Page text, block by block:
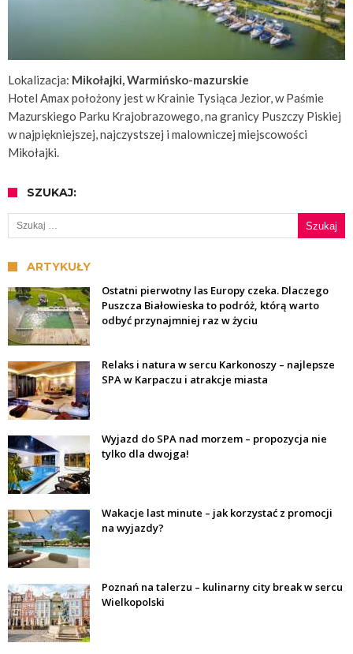
Lokalizacja: Mikołajki, Warmińsko-mazurskie
Hotel Amax położony jest w Krainie Tysiąca Jezior, w Paśmie
Mazurskiego Parku Krajobrazowego, na granicy Puszczy Piskiej
w najpiękniejszej, najczystszej i malowniczej miejscowości
Mikołajki.
SZUKAJ:
Szukaj:
ARTYKUŁY
Ostatni pierwotny las Europy czeka. Dlaczego
Puszcza Białowieska to podróż, którą warto
odbyć przynajmniej raz w życiu
Relaks i natura w sercu Karkonoszy – najlepsze
SPA w Karpaczu i atrakcje miasta
Wyjazd do SPA nad morzem – propozycja nie
tylko dla dwojga!
Wakacje last minute – jak korzystać z promocji
na wyjazdy?
Poznań na talerzu – kulinarny city break w sercu
Wielkopolski